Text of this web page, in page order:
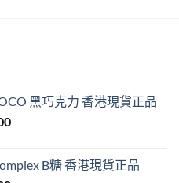
黑巧克力 香港現貨正品
Price
throughB糖 香港現貨正品